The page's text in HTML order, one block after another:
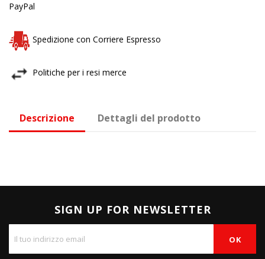
PayPal
Spedizione con Corriere Espresso
Politiche per i resi merce
Descrizione Dettagli del prodotto
SIGN UP FOR NEWSLETTER